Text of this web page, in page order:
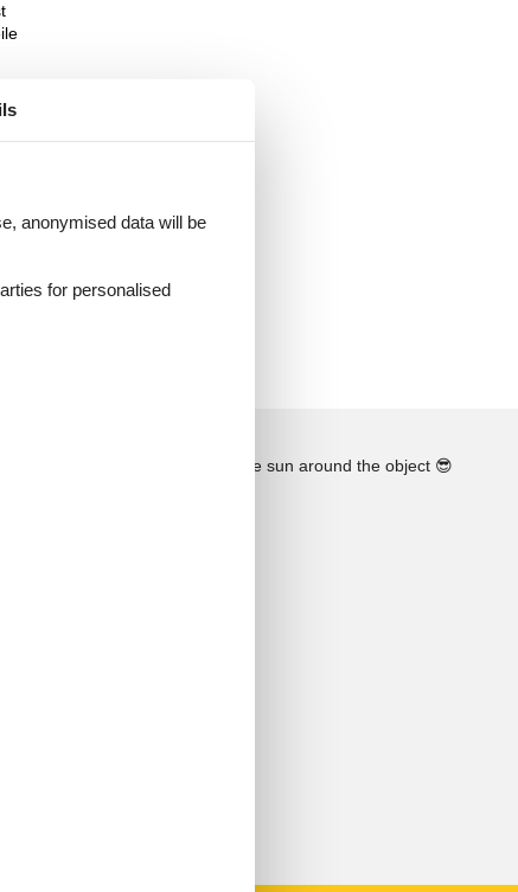
See the course of the sun around the object 😎
anonymised data will be
for personalised